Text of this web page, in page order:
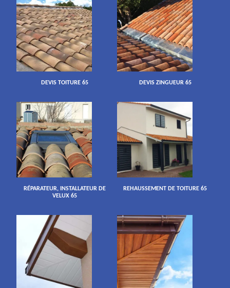
DEVIS TOITURE 65 DEVIS ZINGUEUR 65
RÉPARATEUR, INSTALLATEUR DE
VELUX 65
REHAUSSEMENT DE TOITURE 65